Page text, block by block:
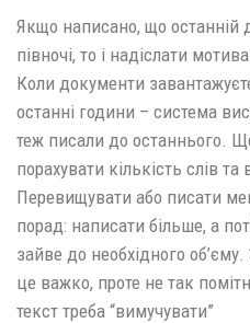
Якщо написано, що останній
півночі, то і надіслати
Коли документи
останні години – система
теж писали до останнього.
порахувати кількість слів
Перевищувати або писати
порад: написати більше, а
зайве до необхідного
це важко, проте не так
текст треба “вимучувати”